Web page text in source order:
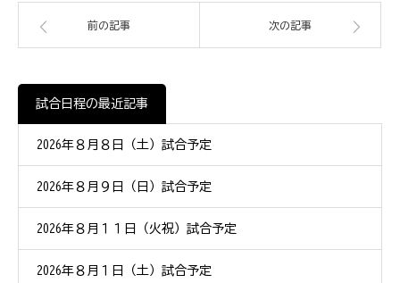
前の記事 次の記事
試合日程の最近記事
2026年８月８日（土）試合予定
2026年８月９日（日）試合予定
2026年８月１１日（火祝）試合予定
2026年８月１日（土）試合予定